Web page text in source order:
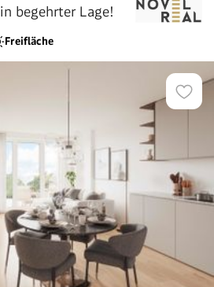
begehrter Lage!
Freifläche